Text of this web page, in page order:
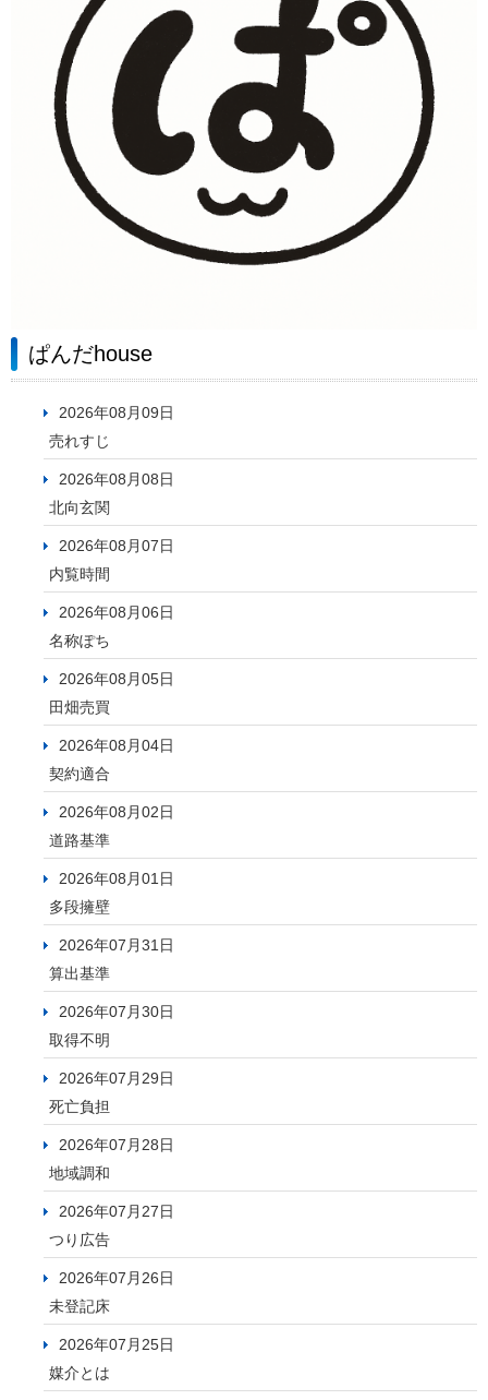
ぱんだhouse
2026年08月09日
売れすじ
2026年08月08日
北向玄関
2026年08月07日
内覧時間
2026年08月06日
名称ぽち
2026年08月05日
田畑売買
2026年08月04日
契約適合
2026年08月02日
道路基準
2026年08月01日
多段擁壁
2026年07月31日
算出基準
2026年07月30日
取得不明
2026年07月29日
死亡負担
2026年07月28日
地域調和
2026年07月27日
つり広告
2026年07月26日
未登記床
2026年07月25日
媒介とは